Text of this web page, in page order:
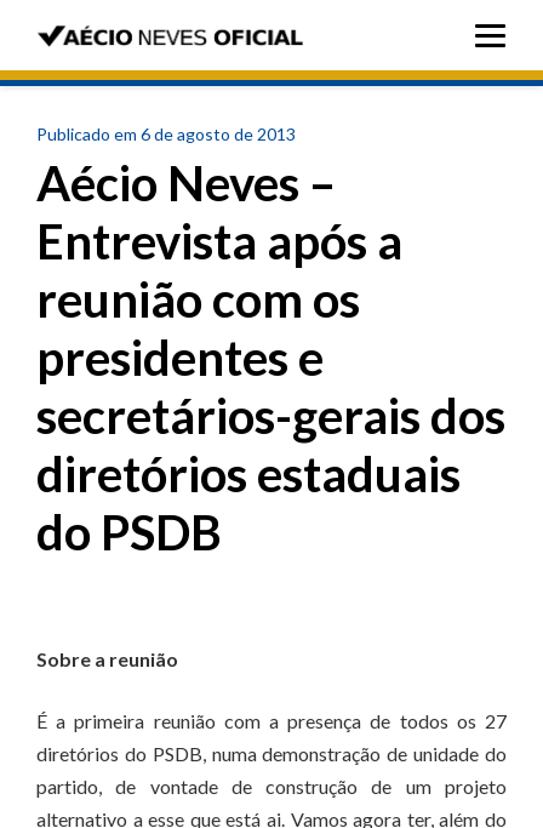
Publicado em 6 de agosto de 2013
Aécio Neves –
Entrevista após a
reunião com os
presidentes e
secretários-gerais dos
diretórios estaduais
do PSDB
Sobre a reunião
É a primeira reunião com a presença de todos os 27
diretórios do PSDB, numa demonstração de unidade do
partido, de vontade de construção de um projeto
alternativo a esse que está ai. Vamos agora ter, além do